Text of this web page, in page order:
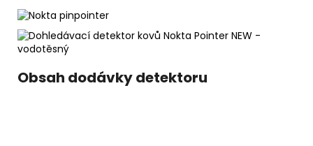
Obsah dodávky detektoru